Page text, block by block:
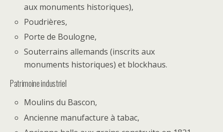
aux monuments historiques),
Poudrières,
Porte de Boulogne,
Souterrains allemands (inscrits aux
monuments historiques) et blockhaus.
Patrimoine industriel
Moulins du Bascon,
Ancienne manufacture à tabac,